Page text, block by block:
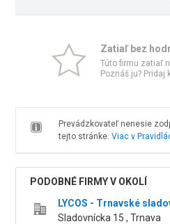
Zatiaľ bez
Túto firmu zatiaľ
Poznáš ju?
Prevádzkovateľ nenesie
tejto stránke. Viac v
PODOBNÉ FIRMY V OKOLÍ
LYCOS - Trnavské
Sladovnícka 15 , Trnava